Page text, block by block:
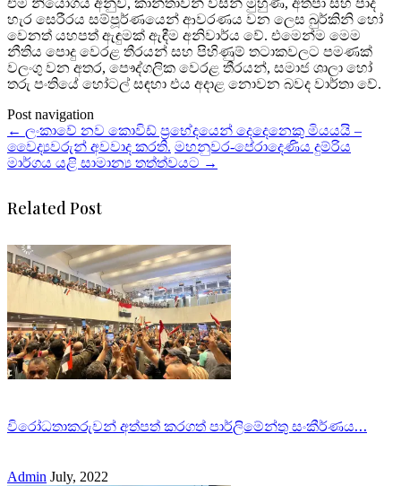
හැර සෙරීරය සම්පූර්ණයෙන් ආවරණය වන ලෙස බුර්කිනි හෝ
වෙනත් යහපත් ඇඳුමක් ඇඳීම අනිවාර්ය වේ. එමෙන්ම මෙම
නීතිය පොදු වෙරළ තීරයන් සහ පිහිණුම් තටාකවලට පමණක්
වලංගු වන අතර, පෞද්ගලික වෙරළ තීරයන්, සමාජ ශාලා හෝ
තරු පංතියේ හෝටල් සඳහා එය අදාළ නොවන බවද වාර්තා වේ.
Post navigation
← ලංකාවේ නව කොවිඩ් ප්‍රභේදයෙන් දෙදෙනෙකු මියයයි –
වෛද්‍යවරුන් අවවාද කරති. මහනුවර-පේරාදෙණිය දුම්රිය
මාර්ගය යළි සාමාන්‍ය තත්ත්වයට →
Related Post
විරෝධතාකරුවන් අත්පත් කරගත් පාර්ලිමේන්තු සංකීර්ණය…
Admin July, 2022